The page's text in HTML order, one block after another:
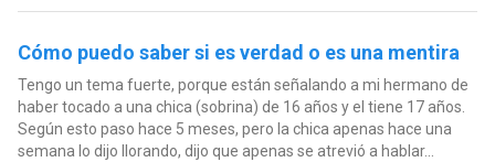
Cómo puedo saber si es verdad o es una mentira
Tengo un tema fuerte, porque están señalando a mi hermano de
haber tocado a una chica (sobrina) de 16 años y el tiene 17 años.
Según esto paso hace 5 meses, pero la chica apenas hace una
semana lo dijo llorando, dijo que apenas se atrevió a hablar...